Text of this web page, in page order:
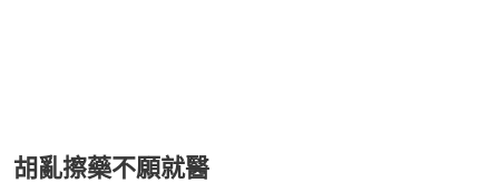
胡亂擦藥不願就醫